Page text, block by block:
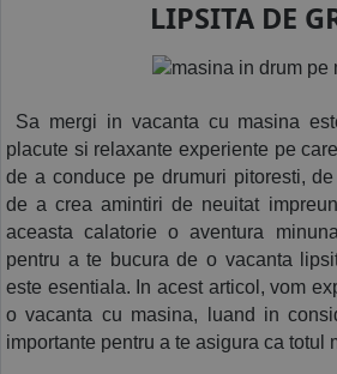
DIMENSIUNI
MARCA AUTO
BLOG
B2B - COLABORARE
CONT
CONTACT
COS (0 PRODUSE)
LIPSITA DE
Sa mergi in vacanta cu masina
placute si relaxante experiente pe
de a conduce pe drumuri pitoresti,
de a crea amintiri de neuitat
aceasta calatorie o aventura
pentru a te bucura de o vacanta
este esentiala. In acest articol, vom
o vacanta cu masina, luand in
importante pentru a te asigura ca totul